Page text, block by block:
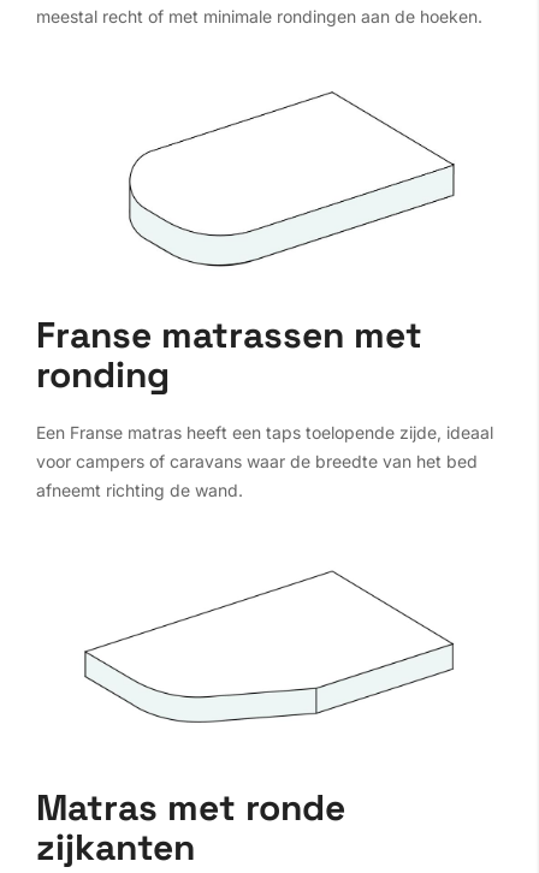
meestal recht of met minimale rondingen aan de hoeken.
Franse matrassen met
ronding
Een Franse matras heeft een taps toelopende zijde, ideaal
voor campers of caravans waar de breedte van het bed
afneemt richting de wand.
Matras met ronde
zijkanten